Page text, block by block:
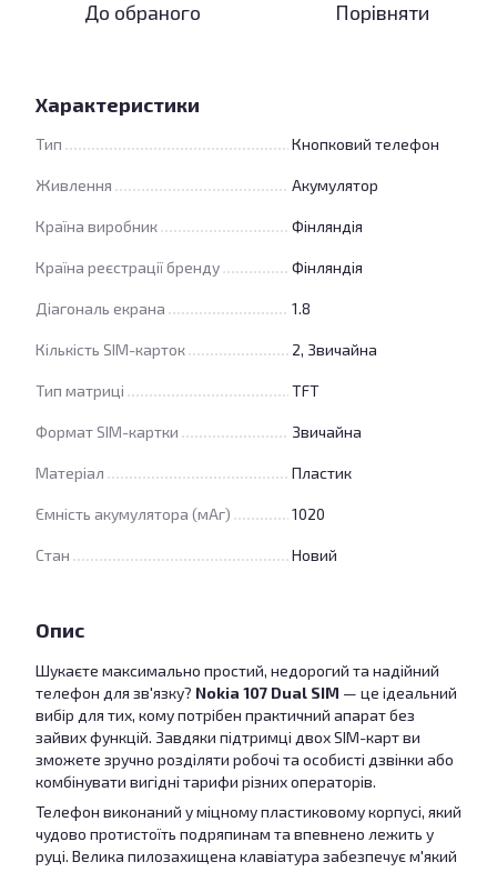
До обраного Порівняти
Характеристики
Тип Кнопковий телефон
Живлення Акумулятор
Країна виробник Фінляндія
Країна реєстрації бренду Фінляндія
Діагональ екрана 1.8
Кількість SIM-карток 2, Звичайна
Тип матриці TFT
Формат SIM-картки Звичайна
Матеріал Пластик
Ємність акумулятора (мАг) 1020
Стан Новий
Опис
Шукаєте максимально простий, недорогий та надійний
телефон для зв'язку? Nokia 107 Dual SIM — це ідеальний
вибір для тих, кому потрібен практичний апарат без
зайвих функцій. Завдяки підтримці двох SIM-карт ви
зможете зручно розділяти робочі та особисті дзвінки або
комбінувати вигідні тарифи різних операторів.
Телефон виконаний у міцному пластиковому корпусі, який
чудово протистоїть подряпинам та впевнено лежить у
руці. Велика пилозахищена клавіатура забезпечує м'який